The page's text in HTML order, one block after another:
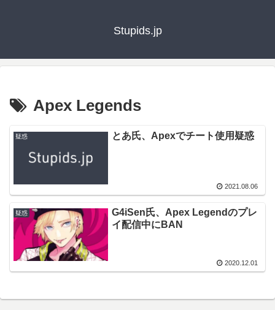
Stupids.jp
Apex Legends
疑惑 とあ氏、Apexでチート使用疑惑
2021.08.06
疑惑
G4iSen氏、Apex Legendのプレ
イ配信中にBAN
2020.12.01